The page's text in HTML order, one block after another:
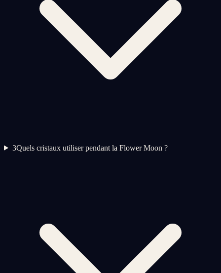
3Quels cristaux utiliser pendant la Flower Moon ?